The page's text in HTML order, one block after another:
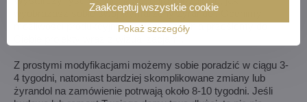
wyobrażasz sobie swój wymarzony żyrandol. Ocenimy
możliwości produkcyjne i w ciągu tygodnia prześlemy do
Z prostymi modyfikacjami możemy sobie poradzić w ciągu 3-
4 tygodni, natomiast bardziej skomplikowane zmiany lub
żyrandol na zamówienie potrwają około 8-10 tygodni. Jeśli
Pokaż szczegóły
Zaakceptuj wszystkie cookie